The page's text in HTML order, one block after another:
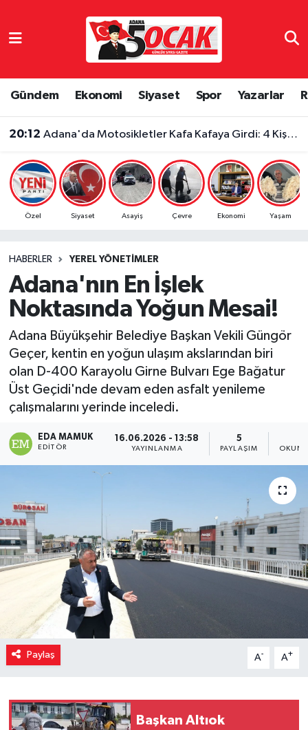
Gündem Ekonomi Siyaset Spor Yazarlar
20:12 Adana'da Motosikletler Kafa Kafaya Girdi: 4 Kişi Yaralandı
Özel Siyaset Asayiş Çevre Ekonomi Yaşam
HABERLER YEREL YÖNETIMLER
Adana'nın En İşlek
Noktasında Yoğun Mesai!
Adana Büyükşehir Belediye Başkan Vekili Güngör
Geçer, kentin en yoğun ulaşım akslarından biri
olan D-400 Karayolu Girne Bulvarı Ege Bağatur
Üst Geçidi'nde devam eden asfalt yenileme
çalışmalarını yerinde inceledi.
EDA MAMUK
EDITÖR
16.06.2026 - 13:58
YAYINLANMA
5
PAYLAŞIM
Paylaş A- A+
Başkan Altıok
Dünya
Eğitim
Gündem
Haber Reklam
Magazin
Özel
Resmi İlanlar
Sağlık
Spor
Yaşam
Yerel Yönetimler
Yurttan
Adana Nöbetçi Eczaneler
Adana Trafik Yoğunluk Haritası
Süper Lig Puan Durumu ve Fikstür
Son Dakika Haberleri
Haber Arşivi